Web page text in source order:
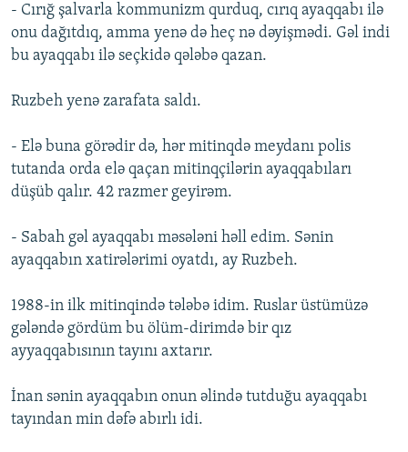
- Cırığ şalvarla kommunizm qurduq, cırıq ayaqqabı ilə
onu dağıtdıq, amma yenə də heç nə dəyişmədi. Gəl indi
bu ayaqqabı ilə seçkidə qələbə qazan.
Ruzbeh yenə zarafata saldı.
- Elə buna görədir də, hər mitinqdə meydanı polis
tutanda orda elə qaçan mitinqçilərin ayaqqabıları
düşüb qalır. 42 razmer geyirəm.
- Sabah gəl ayaqqabı məsələni həll edim. Sənin
ayaqqabın xatirələrimi oyatdı, ay Ruzbeh.
1988-in ilk mitinqində tələbə idim. Ruslar üstümüzə
gələndə gördüm bu ölüm-dirimdə bir qız
ayyaqqabısının tayını axtarır.
İnan sənin ayaqqabın onun əlində tutduğu ayaqqabı
tayından min dəfə abırlı idi.